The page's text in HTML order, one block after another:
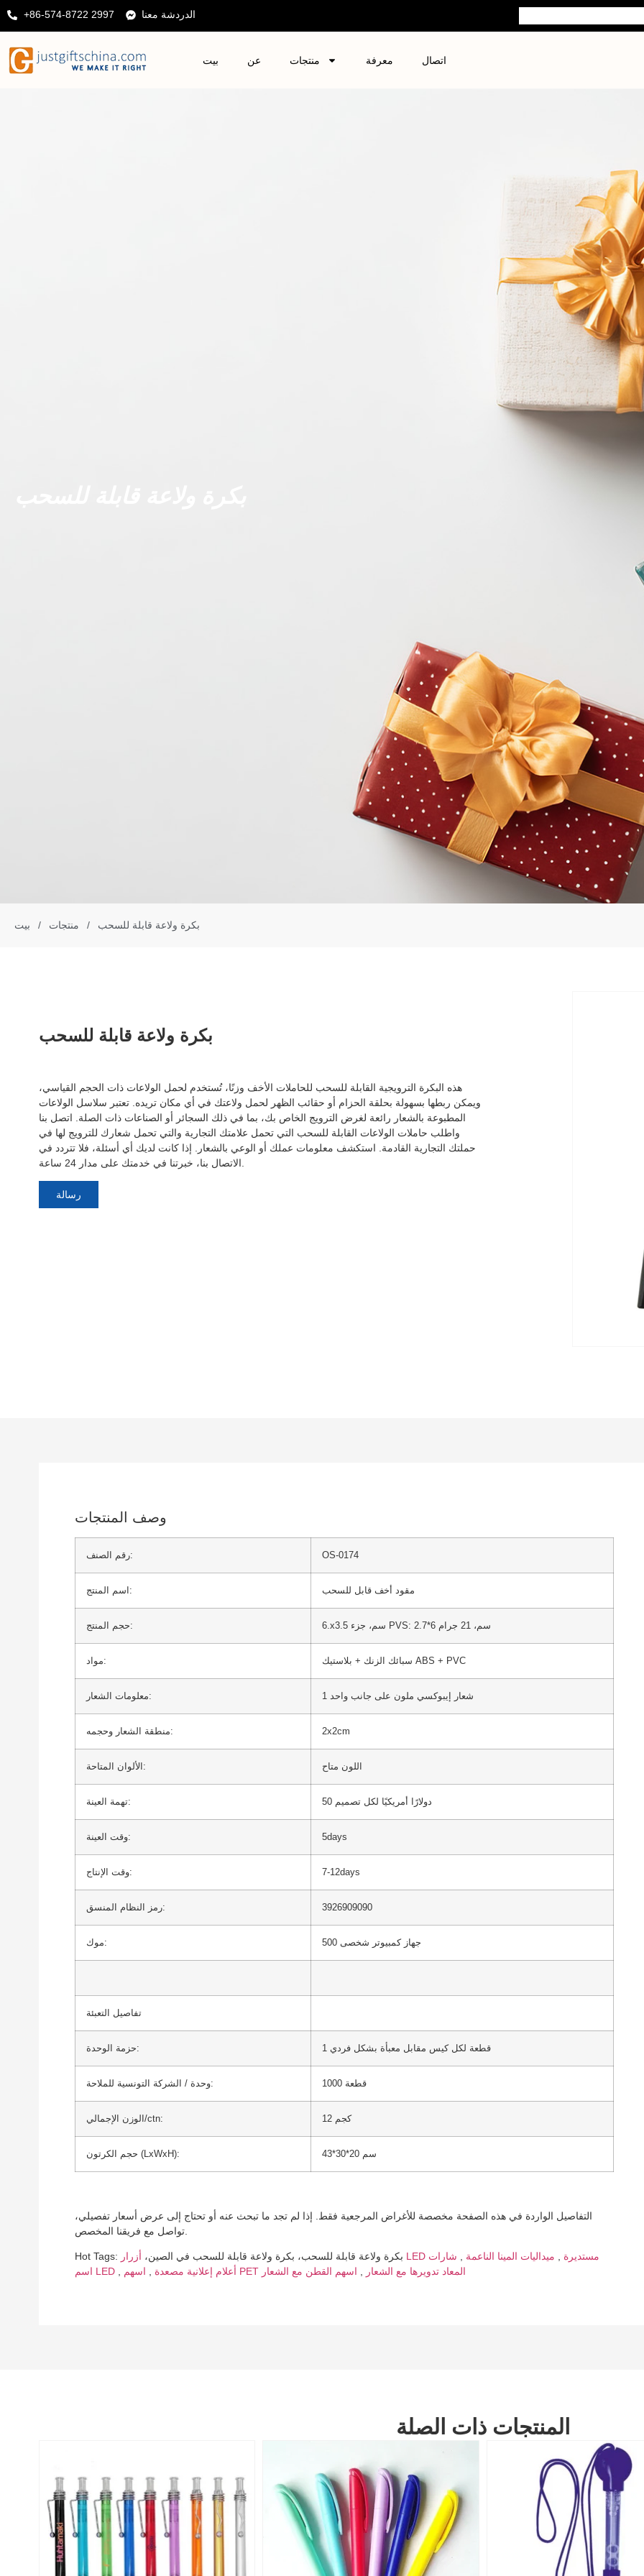
+86-574-8722 2997 الدردشة معنا
بيت عن منتجات معرفة اتصال
بيت / منتجات / بكرة ولاعة قابلة للسحب
بكرة ولاعة قابلة للسحب
هذه البكرة الترويجية القابلة للسحب للحاملات الأخف وزنًا، تُستخدم لحمل الولاعات ذات الحجم القياسي،
ويمكن ربطها بسهولة بحلقة الحزام أو حقائب الظهر لحمل ولاعتك في أي مكان تريده. تعتبر سلاسل الولاعات
المطبوعة بالشعار رائعة لغرض الترويج الخاص بك، بما في ذلك السجائر أو الصناعات ذات الصلة. اتصل بنا
واطلب حاملات الولاعات القابلة للسحب التي تحمل علامتك التجارية والتي تحمل شعارك للترويج لها في
حملتك التجارية القادمة. استكشف معلومات عملك أو الوعي بالشعار. إذا كانت لديك أي أسئلة، فلا تتردد في
رسالة
وصف المنتجات
رقم الصنف: OS-0174
اسم المنتج: مقود أخف قابل للسحب
حجم المنتج: 6.x3.5 سم، جزء PVS: 2.7*6 سم، 21 جرام
مواد: سبائك الزنك + بلاستيك ABS + PVC
معلومات الشعار: 1 شعار إيبوكسي ملون على جانب واحد
منطقة الشعار وحجمه: 2x2cm
الألوان المتاحة: اللون متاح
تهمة العينة: 50 دولارًا أمريكيًا لكل تصميم
وقت العينة: 5days
وقت الإنتاج: 7-12days
رمز النظام المنسق: 3926909090
موك: 500 جهاز كمبيوتر شخصى
تفاصيل التعبئة
حزمة الوحدة: 1 قطعة لكل كيس مقابل معبأة بشكل فردي
وحدة / الشركة التونسية للملاحة: 1000 قطعة
الوزن الإجمالي/ctn: 12 كجم
حجم الكرتون (LxWxH): 43*30*20 سم
التفاصيل الواردة في هذه الصفحة مخصصة للأغراض المرجعية فقط. إذا لم تجد ما تبحث عنه أو تحتاج إلى عرض أسعار تفصيلي،
تواصل مع فريقنا المخصص.
Hot Tags: بكرة ولاعة قابلة للسحب، بكرة ولاعة قابلة للسحب في الصين، أزرار LED مستديرة ميداليات المينا الناعمة
شارات
اسم LED
أعلام إعلانية مصعدة اسهم PET المعاد تدويرها مع الشعار
المنتجات ذات الصلة